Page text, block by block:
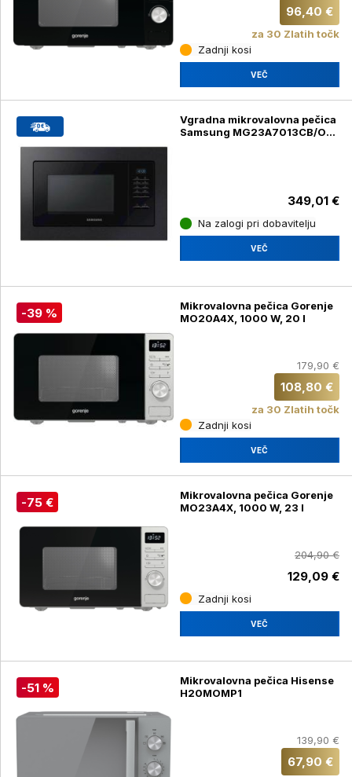
96,40 €
za 30 Zlatih točk
Zadnji kosi
VEČ
Vgradna mikrovalovna pečica
Samsung MG23A7013CB/OL,
349,01 €
Na zalogi pri dobavitelju
VEČ
-39 %
Mikrovalovna pečica Gorenje
MO20A4X, 1000 W, 20 l
179,90 €
108,80 €
za 30 Zlatih točk
Zadnji kosi
VEČ
-75 €
Mikrovalovna pečica Gorenje
MO23A4X, 1000 W, 23 l
204,90 €
129,09 €
Zadnji kosi
VEČ
-51 %
Mikrovalovna pečica Hisense
H20MOMP1
139,90 €
67,90 €